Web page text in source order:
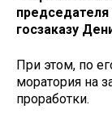
председателя
госзаказу
При этом, по
моратория на
проработки.